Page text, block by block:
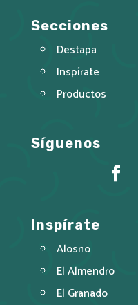
Secciones
Destapa
Inspírate
Productos
Síguenos
Inspírate
Alosno
El Almendro
El Granado